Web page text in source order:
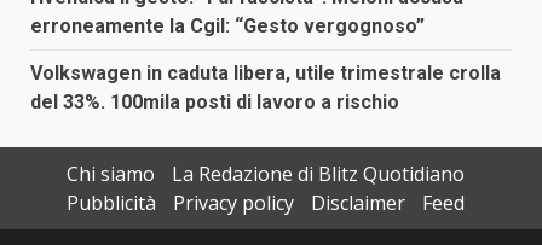
erroneamente la Cgil: “Gesto vergognoso”
Volkswagen in caduta libera, utile trimestrale crolla
del 33%. 100mila posti di lavoro a rischio
Chi siamo
La Redazione di Blitz Quotidiano
Pubblicità
Privacy policy Disclaimer
Feed